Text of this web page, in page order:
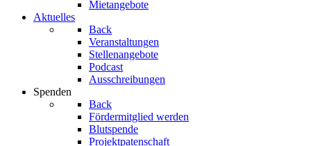
Mietangebote
Aktuelles
Back
Veranstaltungen
Stellenangebote
Podcast
Ausschreibungen
Spenden
Back
Fördermitglied werden
Blutspende
Projektpatenschaft